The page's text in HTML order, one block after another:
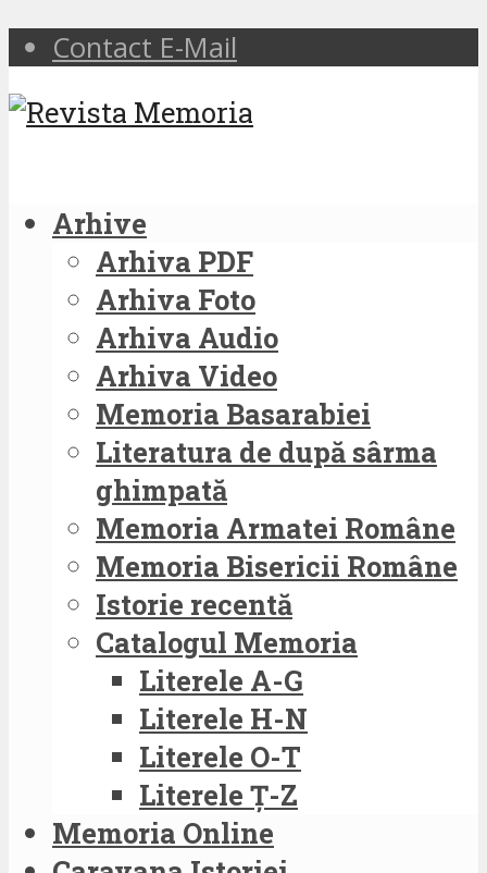
Contact E-Mail
Arhive
Arhiva PDF
Arhiva Foto
Arhiva Audio
Arhiva Video
Memoria Basarabiei
Literatura de după sârma
ghimpată
Memoria Armatei Române
Memoria Bisericii Române
Istorie recentă
Catalogul Memoria
Literele A-G
Literele H-N
Literele O-T
Literele Ț-Z
Memoria Online